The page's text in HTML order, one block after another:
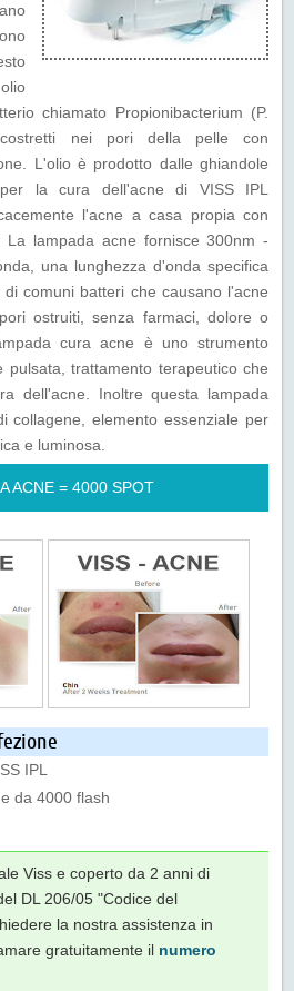
chiamato Propionibacterium (P.
nei pori della pelle con
L'olio è prodotto dalle ghiandole
la cura dell'acne di VISS IPL
l'acne a casa propia con
La lampada acne fornisce 300nm -
una lunghezza d'onda specifica
comuni batteri che causano l'acne
ostruiti, senza farmaci, dolore o
cura acne è uno strumento
pulsata, trattamento terapeutico che
dell'acne. Inoltre questa lampada
collagene, elemento essenziale per
e luminosa.
ACNE = 4000 SPOT
IPL
da 4000 flash
Viss e coperto da 2 anni di
DL 206/05 "Codice del
la nostra assistenza in
gratuitamente il numero